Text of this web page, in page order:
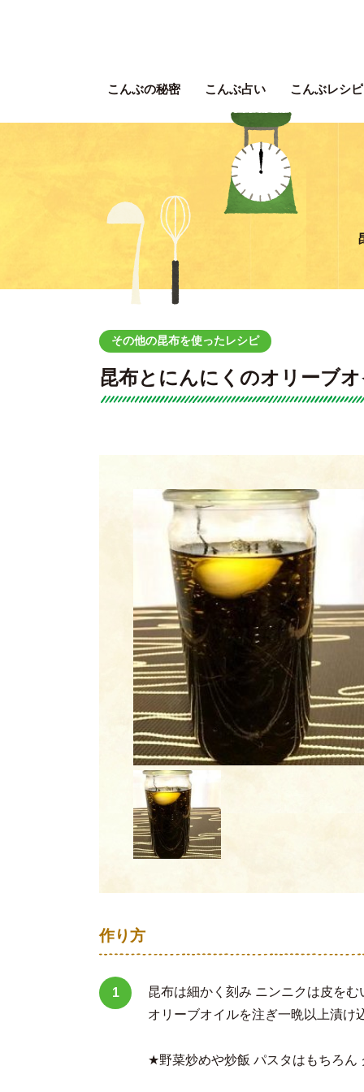
こんぶの秘密 こんぶ占い こんぶレシピ
その他の昆布を使ったレシピ
昆布とにんにくのオリーブ
作り方
昆布は細かく刻み ニンニクは皮を
オリーブオイルを注ぎ一晩以上漬け
★野菜炒めや炒飯 パスタはもちろん